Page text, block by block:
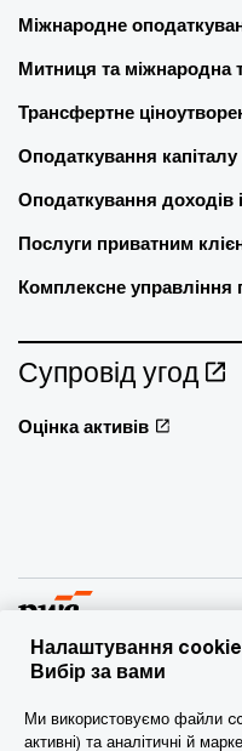
Міжнародне
Митниця та міжнародна
Трансфертне
Оподаткування капіталу
Оподаткування доходів
Послуги приватним
Комплексне управління
Супровід угод
Оцінка активів
учасник/фірми-учасниці
Налаштування
Вибір за вами
Ми використовуємо файли
активні) та аналітичні й